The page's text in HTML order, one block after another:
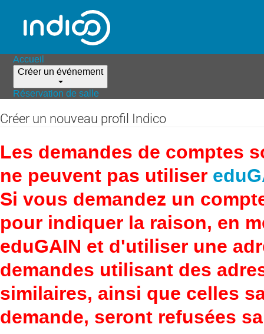
Accueil
Créer un événement
Réservation de salle
Créer un nouveau profil Indico
Les demandes de comptes
ne peuvent pas utiliser
Si vous demandez un
pour indiquer la raison, en
eduGAIN et d'utiliser une
demandes utilisant des
similaires, ainsi que celles
demande, seront refusées